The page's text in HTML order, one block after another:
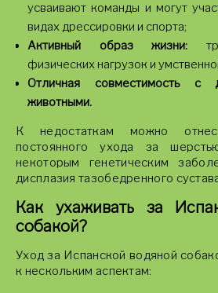
усваивают команды и могут
видах дрессировки и спорта;
Активный образ жизни:
физических нагрузок и
Отличная совместимость с
животными.
К недостаткам можно
постоянного ухода за
некоторым генетическим
дисплазия тазобедренного
Как ухаживать за
собакой?
Уход за Испанской водяной
к нескольким аспектам: